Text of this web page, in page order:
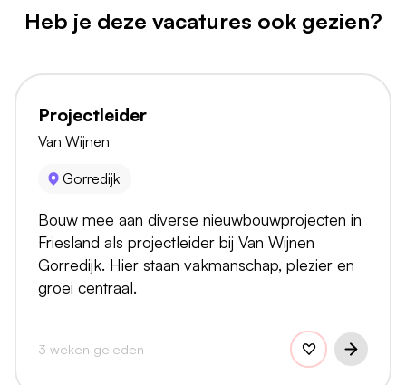
Heb je deze vacatures ook gezien?
Projectleider
Van Wijnen
Gorredijk
Bouw mee aan diverse nieuwbouwprojecten in
Friesland als projectleider bij Van Wijnen
Gorredijk. Hier staan vakmanschap, plezier en
groei centraal.
3 weken geleden